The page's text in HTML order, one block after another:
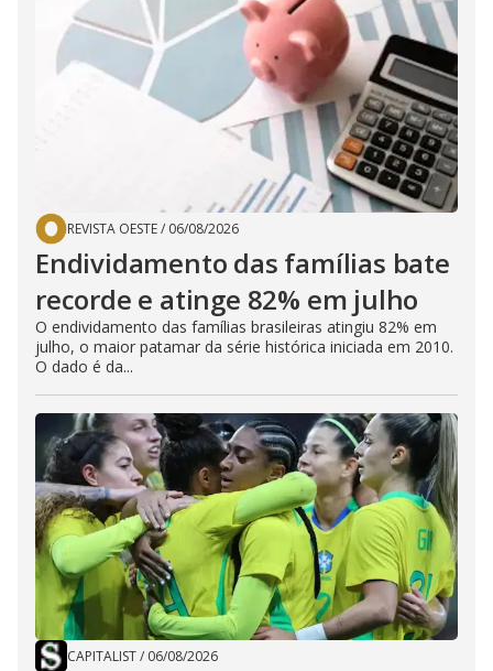
REVISTA OESTE/ 06/08/2026
Endividamento das famílias bate
recorde e atinge 82% em julho
O endividamento das famílias brasileiras atingiu 82% em
julho, o maior patamar da série histórica iniciada em 2010.
O dado é da...
CAPITALIST/ 06/08/2026